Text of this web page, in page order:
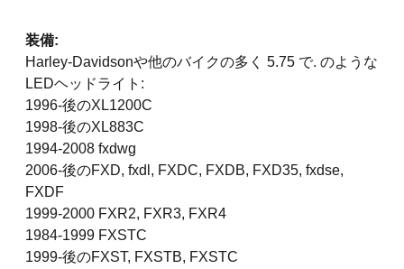
装備:
Harley-Davidsonや他のバイクの多く 5.75 で. のような
LEDヘッドライト:
1996-後のXL1200C
1998-後のXL883C
1994-2008 fxdwg
2006-後のFXD, fxdl, FXDC, FXDB, FXD35, fxdse,
FXDF
1999-2000 FXR2, FXR3, FXR4
1984-1999 FXSTC
1999-後のFXST, FXSTB, FXSTC